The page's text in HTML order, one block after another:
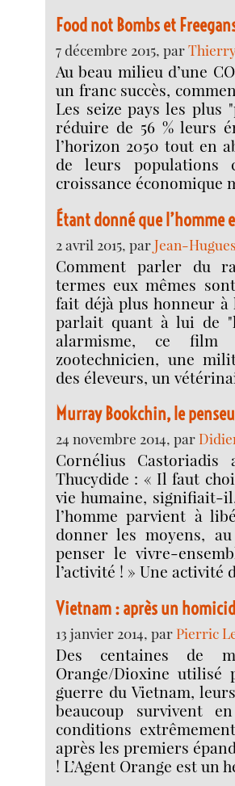
Food not Bombs et
7 décembre 2015, par
Au beau milieu d’une
un franc succès,
Les seize pays les
réduire de 56 % leurs
l’horizon 2050 tout en
de leurs populations
croissance économique
Étant donné que l’homme
2 avril 2015, parJean-
Comment parler du
termes eux mêmes
fait déjà plus honneur
parlait quant à lui de
alarmisme, ce
zootechnicien, une
des éleveurs, un
Murray Bookchin, le
24 novembre 2014, par
Cornélius
Thucydide : « Il faut
vie humaine, signifiait-
l’homme parvient à
donner les moyens,
penser le vivre-
l’activité ! » Une activité
Vietnam : après un
13 janvier 2014, par Pierric
Des centaines de
Orange/Dioxine utilisé
guerre du Vietnam,
beaucoup survivent
conditions
après les premiers
! L’Agent Orange est